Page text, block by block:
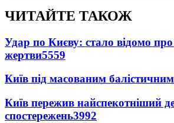
ЧИТАЙТЕ ТАКОЖ
Удар по Києву: стало відомо
жертви5559
Київ під масованим
Київ пережив найспекотніший
спостережень3992